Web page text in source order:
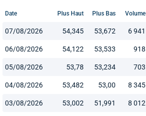
Date Plus Haut Plus Bas Volume
07/08/2026 54,345 53,672 6 941
06/08/2026 54,122 53,533 918
05/08/2026 53,78 53,234 703
04/08/2026 53,482 53,00 8 345
03/08/2026 53,002 51,991 8 012